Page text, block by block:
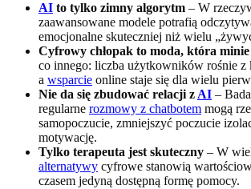
AI to tylko zimny algorytm – W
zaawansowane modele potrafią
emocjonalne skuteczniej niż wielu
Cyfrowy chłopak to moda, która minie
co innego: liczba użytkowników rośnie z
a wsparcie online staje się dla wielu
Nie da się zbudować relacji z AI –
regularne rozmowy z chatbotem mogą
samopoczucie, zmniejszyć poczucie
motywację.
Tylko terapeuta jest skuteczny – W
alternatywy cyfrowe stanowią
czasem jedyną dostępną formę pomocy.